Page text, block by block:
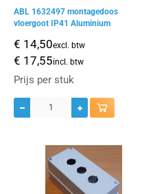
ABL 1632497 montagedoos
vloergoot IP41 Aluminium
€ 14,50excl. btw
€ 17,55incl. btw
Prijs per stuk